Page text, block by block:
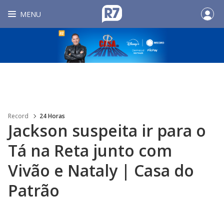
MENU
Record 24 Horas
Jackson suspeita ir para o
Tá na Reta junto com
Vivão e Nataly | Casa do
Patrão